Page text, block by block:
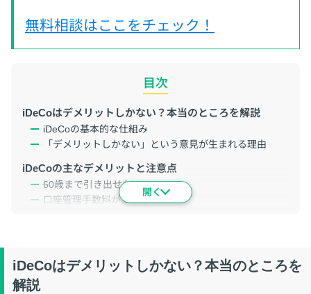
無料相談はここをチェック！
目次
iDeCoはデメリットしかない？本当のところを解説
iDeCoの基本的な仕組み
「デメリットしかない」という意見が生まれる理由
iDeCoの主なデメリットと注意点
60歳まで引き出せない
口座管理手数料がかかる
所得控除による節税メリット
iDeCoはデメリットしかない？本当のところを
解説